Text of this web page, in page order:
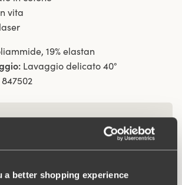
a better shopping experience
vita
19% elastan
Lavaggio delicato 40°
847502
rende così confortevole?